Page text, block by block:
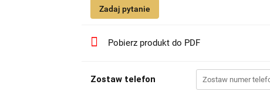
Zadaj pytanie
Pobierz produkt do PDF
Zostaw telefon